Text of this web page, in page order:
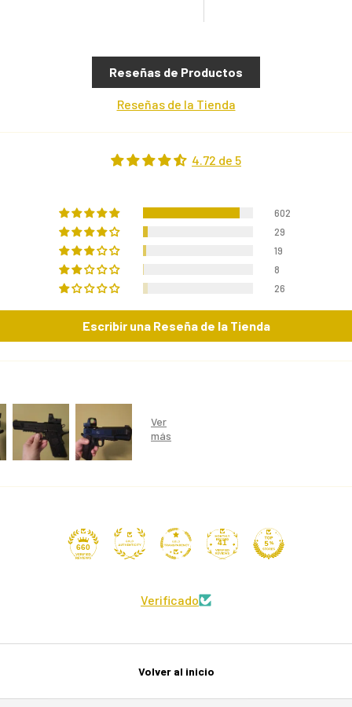
Reseñas de Productos
Reseñas de la Tienda
4.72 de 5
602
29
19
8
26
Escribir una Reseña de la Tienda
660
41
Verificado
Volver al inicio